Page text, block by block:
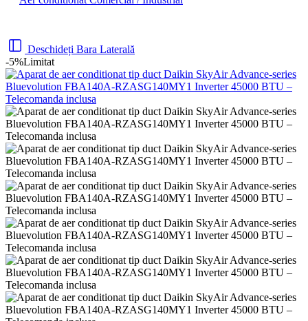
Deschideți Bara Laterală
-5%Limitat